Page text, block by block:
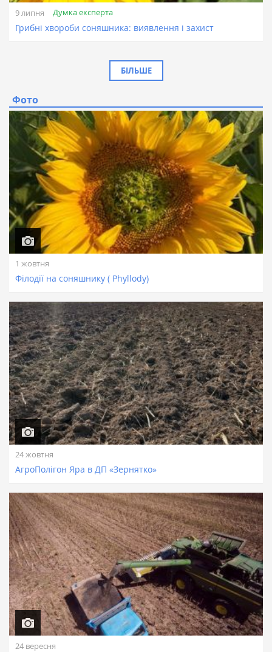
9 липня Думка експерта
Грибні хвороби соняшника: виявлення і захист
БІЛЬШЕ
Фото
1 жовтня
Філодії на соняшнику ( Phyllody)
24 жовтня
АгроПолігон Яра в ДП «Зернятко»
24 вересня